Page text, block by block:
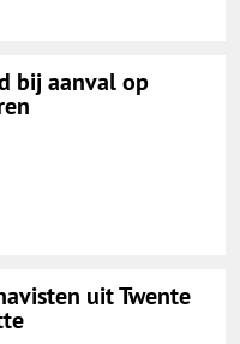
bij aanval op
uit Twente